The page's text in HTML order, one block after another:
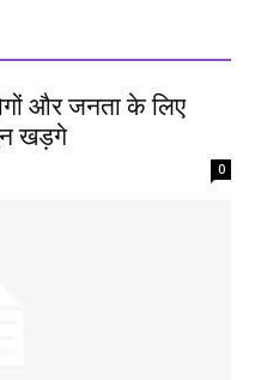
और जनता के लिए
खड़गे
0